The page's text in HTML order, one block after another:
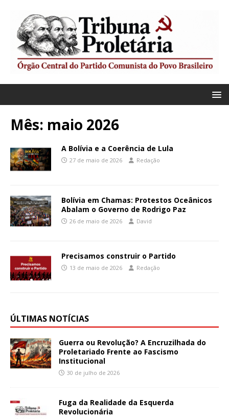
Mês: maio 2026
A Bolívia e a Coerência de Lula
27 de maio de 2026 Redação
Bolívia em Chamas: Protestos Oceânicos
Abalam o Governo de Rodrigo Paz
26 de maio de 2026 David
Precisamos construir o Partido
13 de maio de 2026 Redação
ÚLTIMAS NOTÍCIAS
Guerra ou Revolução? A Encruzilhada do
Proletariado Frente ao Fascismo
Institucional
30 de julho de 2026
Fuga da Realidade da Esquerda
Revolucionária